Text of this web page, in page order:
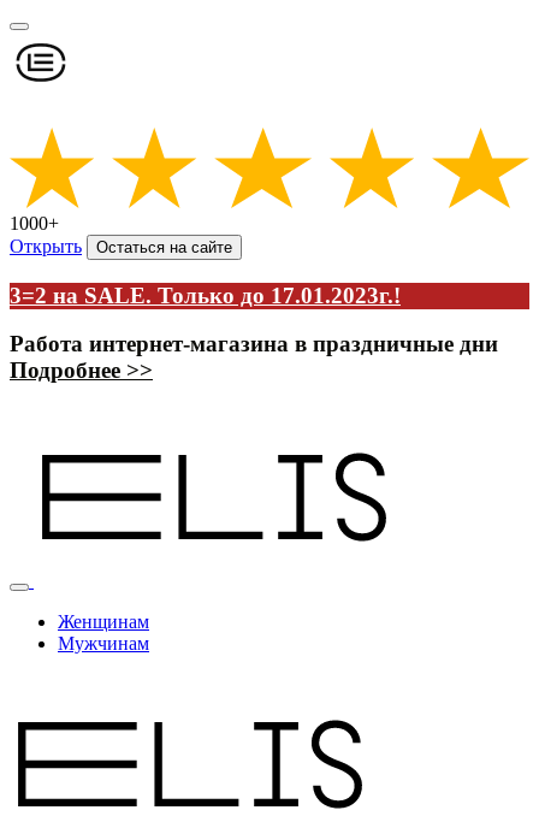
1000+
Открыть
Остаться на сайте
3=2 на SALE. Только до 17.01.2023г.!
Работа интернет-магазина в праздничные дни
Подробнее >>
Женщинам
Мужчинам